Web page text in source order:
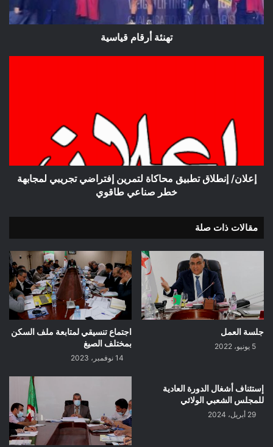
تهنئة أرقام قياسية
إفتراضي
خطر
صناعي
إعلان/ إنطلاق تطبيق محاكاة لتمرين إفتراضي تجريبي لمجابهة
خطر صناعي طاقوي
مقالات ذات صلة
جلسة العمل
5 يونيو، 2022
اجتماع تنسيقي لمتابعة ملف السكن
بمختلف الصيغ
14 نوفمبر، 2023
إستئناف أشغال الدورة العادية
للمجلس الشعبي الولائي
29 أبريل، 2024